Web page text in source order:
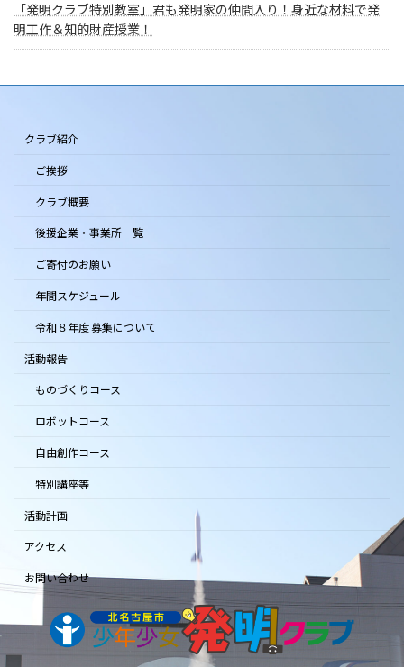
「発明クラブ特別教室」君も発明家の仲間入り！身近な材料で発
明工作＆知的財産授業！
クラブ紹介
ご挨拶
クラブ概要
後援企業・事業所一覧
ご寄付のお願い
年間スケジュール
令和８年度 募集について
活動報告
ものづくりコース
ロボットコース
自由創作コース
特別講座等
活動計画
アクセス
お問い合わせ